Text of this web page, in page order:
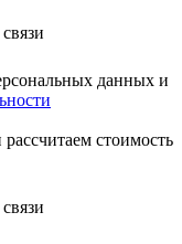
данных и
стоимость